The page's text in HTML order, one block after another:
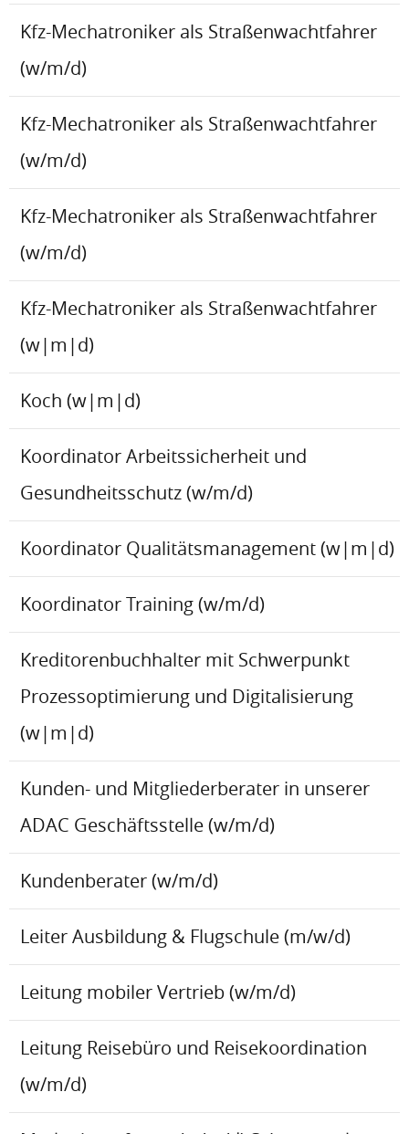
Kfz-Mechatroniker als Straßenwachtfahrer
(w/m/d)
Kfz-Mechatroniker als Straßenwachtfahrer
(w/m/d)
Kfz-Mechatroniker als Straßenwachtfahrer
(w/m/d)
Kfz-Mechatroniker als Straßenwachtfahrer
(w|m|d)
Koch (w|m|d)
Koordinator Arbeitssicherheit und
Gesundheitsschutz (w/m/d)
Koordinator Qualitätsmanagement (w|m|d)
Koordinator Training (w/m/d)
Kreditorenbuchhalter mit Schwerpunkt
Prozessoptimierung und Digitalisierung
(w|m|d)
Kunden- und Mitgliederberater in unserer
ADAC Geschäftsstelle (w/m/d)
Kundenberater (w/m/d)
Leiter Ausbildung & Flugschule (m/w/d)
Leitung mobiler Vertrieb (w/m/d)
Leitung Reisebüro und Reisekoordination
(w/m/d)